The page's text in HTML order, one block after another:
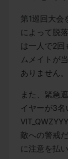
第1巡回大会
によって脱
は一人で2回
ムメイトが
ありません。
また、緊急
イヤーが3名
敵への警戒
に注意を払